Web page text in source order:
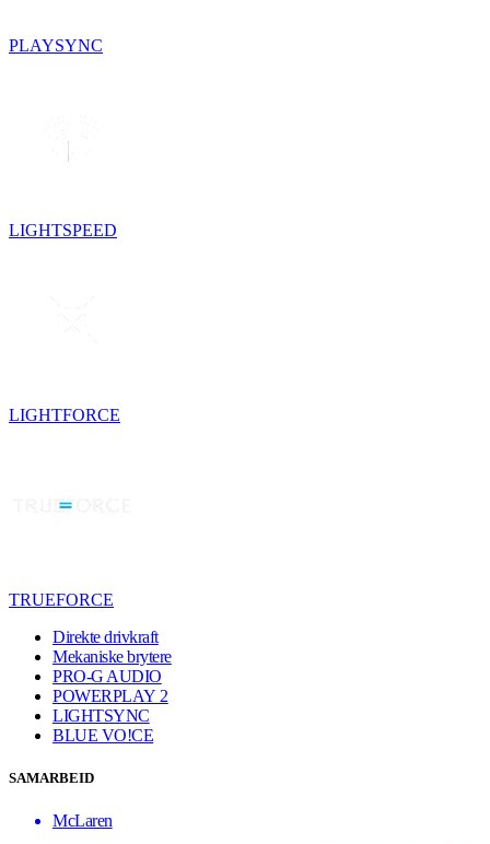
PLAYSYNC
LIGHTSPEED
LIGHTFORCE
TRUEFORCE
Direkte drivkraft
Mekaniske brytere
PRO-G AUDIO
POWERPLAY 2
LIGHTSYNC
BLUE VO!CE
SAMARBEID
McLaren